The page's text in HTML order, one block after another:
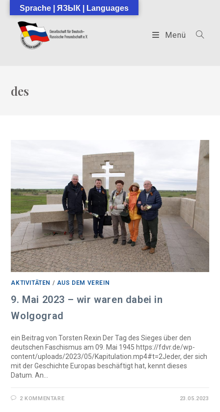
springen
Menü
des
AKTIVITÄTEN / AUS DEM VEREIN
9. Mai 2023 – wir waren dabei in
Wolgograd
ein Beitrag von Torsten Rexin Der Tag des Sieges über den
deutschen Faschismus am 09. Mai 1945 https://fdvr.de/wp-
content/uploads/2023/05/Kapitulation.mp4#t=2Jeder, der sich
mit der Geschichte Europas beschäftigt hat, kennt dieses
Datum. An…
2 KOMMENTARE 23.05.2023
Sprache | ЯЗЫК | Languages